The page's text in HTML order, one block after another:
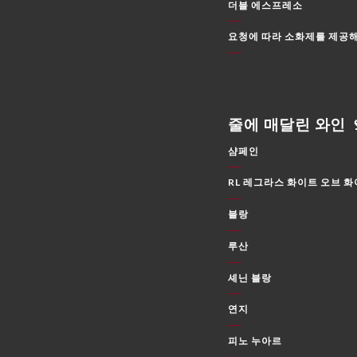
더블 에스프레소
요청에 따라 소화제를 제공
줄에 매달린 와인
샴페인
RL 레그라스 화이트 오브 화
블랑
루산
셰닌 블랑
연지
피노 누아르